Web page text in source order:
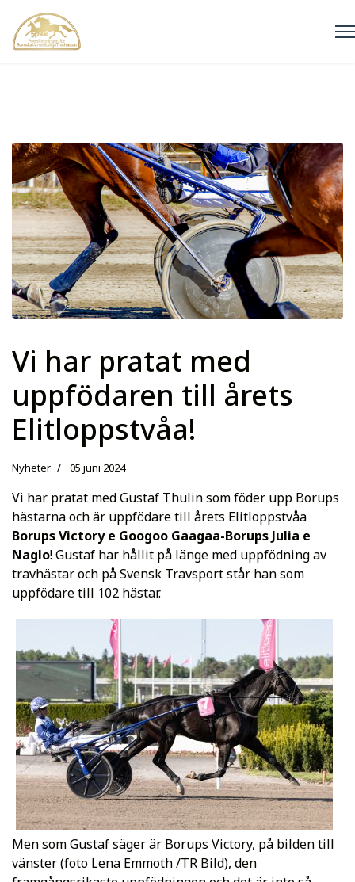
Vi har pratat med
uppfödaren till årets
Elitloppstvåa!
Nyheter 05 juni 2024
Vi har pratat med Gustaf Thulin som föder upp Borups
hästarna och är uppfödare till årets Elitloppstvåa
Borups Victory e Googoo Gaagaa-Borups Julia e
Naglo! Gustaf har hållit på länge med uppfödning av
travhästar och på Svensk Travsport står han som
uppfödare till 102 hästar.
Men som Gustaf säger är Borups Victory, på bilden till
vänster (foto Lena Emmoth /TR Bild), den